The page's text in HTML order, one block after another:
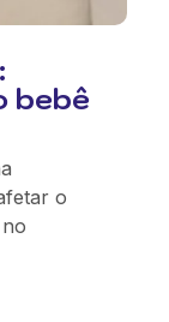
bebê
o